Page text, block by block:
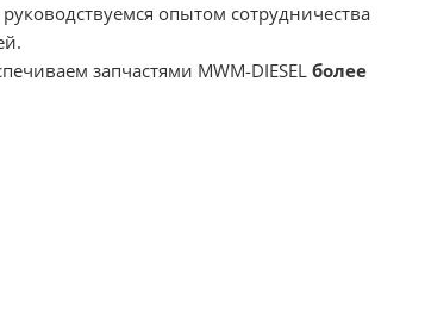
опытом сотрудничества
запчастями MWM-DIESELболее